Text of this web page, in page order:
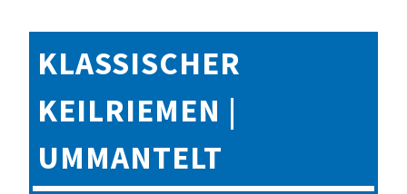
KLASSISCHER
KEILRIEMEN |
UMMANTELT